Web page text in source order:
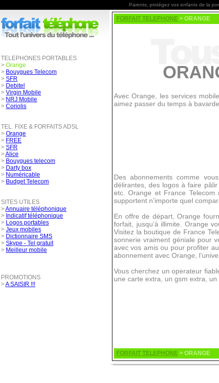
Parents, protégez vos enfants de la
TELEPHONES PORTABLES
> Orange
> Bouygues Telecom
> SFR
> Debitel
> Virgin Mobile
> NRJ Mobile
> Coriolis
TEL. FIXE & FORFAITS ADSL
> Orange
> FREE
> SFR
>Alice
> Bouygues telecom
> Darty box
> Numéricable
> Budget Telecom
SITES UTILES
>Annuaire téléphonique
> Indicatif téléphonique
> Logos portables
> Jeux mobiles
> Dictionnaire SMS
> Skype - Tel gratuit
> Meilleur mobile
PROMOTIONS
>A SAISIR !!!
FORFAIT TELEPHONE > ORANGE
Avec Orange, les services
aimez passer du temps à
Des abonnements comme
délirantes, des logos à faire
etc. Orange et France Telecom
supportent n’importe quel
En offre de départ, Orange
forfait, jusqu’à illimite. Orange
Visitez la boutique de France
sonnerie vraiment géniale pour
avec vos amis ou pour profiter
abonnement avec Orange,
Vous cherchez un operateur
une carte extra, un gsm extra,
FORFAIT TELEPHONE > ORANGE